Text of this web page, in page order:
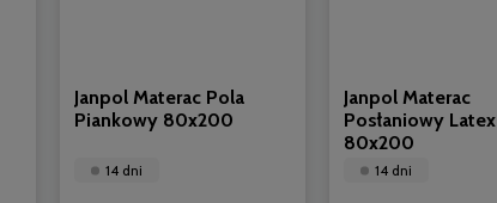
Janpol Materac Pola
Piankowy 80x200
14 dni
Janpol Materac
Posłaniowy Latex
80x200
14 dni